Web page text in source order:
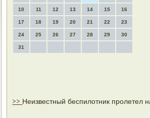
10 11 12 13 14 15 16
17 18 19 20 21 22 23
24 25 26 27 28 29 30
31
>> Неизвестный беспилотник пролетел